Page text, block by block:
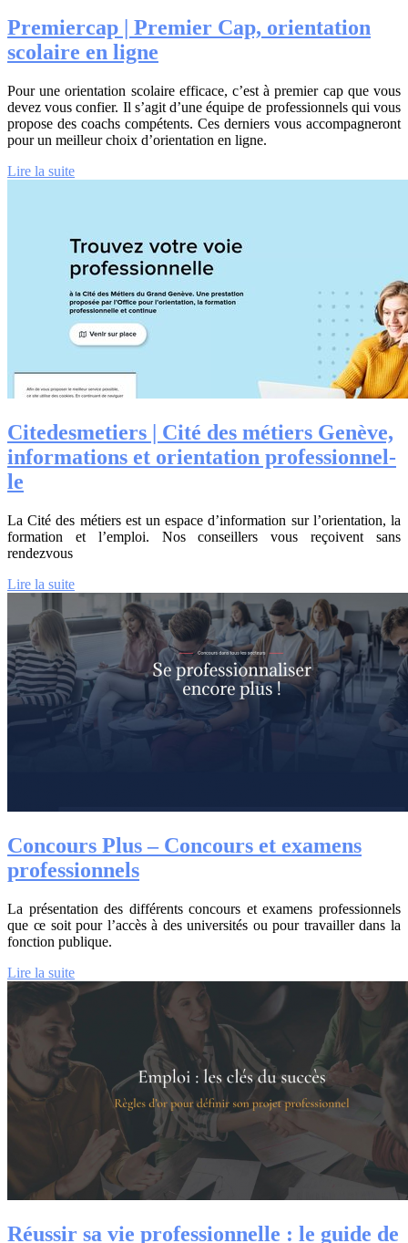
Premiercap | Premier Cap, orientation
scolaire en ligne
Pour une orientation scolaire efficace, c’est à premier cap que vous
devez vous confier. Il s’agit d’une équipe de professionnels qui vous
propose des coachs compétents. Ces derniers vous accompagneront
pour un meilleur choix d’orientation en ligne.
Lire la suite
Citedes­me­tiers | Cité des métiers Genève,
infor­ma­tions et orientation profes­sionnel­
le
La Cité des métiers est un espace d’information sur l’orientation, la
formation et l’emploi. Nos conseillers vous reçoivent sans
rendezvous
Lire la suite
Concours Plus – Concours et examens
professionnels
La présentation des différents concours et examens professionnels
que ce soit pour l’accès à des universités ou pour travailler dans la
fonction publique.
Lire la suite
Réussir sa vie professionnelle : le guide de